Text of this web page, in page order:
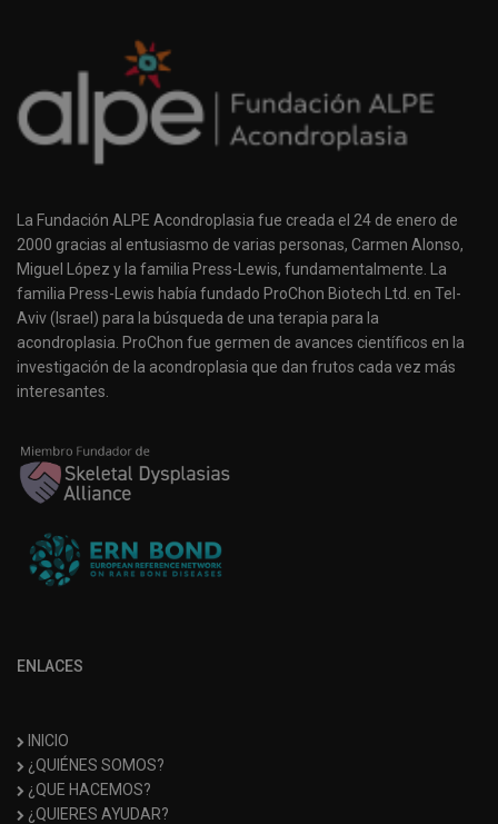
La Fundación ALPE Acondroplasia fue creada el 24 de enero de
2000 gracias al entusiasmo de varias personas, Carmen Alonso,
Miguel López y la familia Press-Lewis, fundamentalmente. La
familia Press-Lewis había fundado ProChon Biotech Ltd. en Tel-
Aviv (Israel) para la búsqueda de una terapia para la
acondroplasia. ProChon fue germen de avances científicos en la
investigación de la acondroplasia que dan frutos cada vez más
interesantes.
ENLACES
INICIO
¿QUIÉNES SOMOS?
¿QUE HACEMOS?
¿QUIERES AYUDAR?